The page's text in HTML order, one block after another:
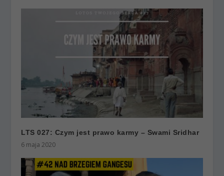
LTS 027: Czym jest prawo karmy – Swami Sridhar
6 maja 2020